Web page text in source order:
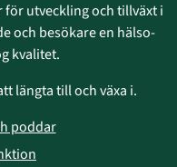
utveckling och tillväxt i
och besökare en hälso-
kvalitet.
längta till och växa i.
poddar